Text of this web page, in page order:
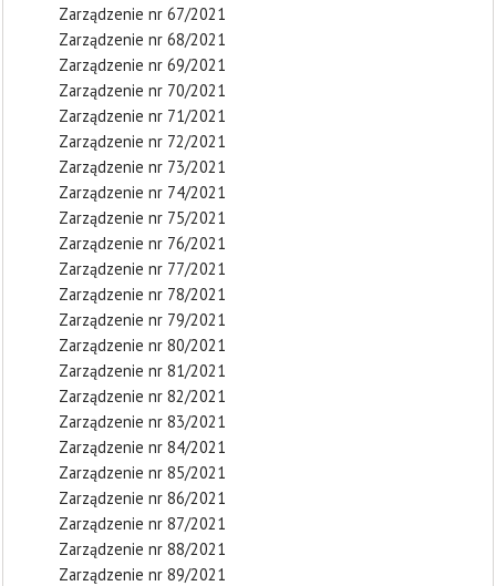
Zarządzenie nr 67/2021
Zarządzenie nr 68/2021
Zarządzenie nr 69/2021
Zarządzenie nr 70/2021
Zarządzenie nr 71/2021
Zarządzenie nr 72/2021
Zarządzenie nr 73/2021
Zarządzenie nr 74/2021
Zarządzenie nr 75/2021
Zarządzenie nr 76/2021
Zarządzenie nr 77/2021
Zarządzenie nr 78/2021
Zarządzenie nr 79/2021
Zarządzenie nr 80/2021
Zarządzenie nr 81/2021
Zarządzenie nr 82/2021
Zarządzenie nr 83/2021
Zarządzenie nr 84/2021
Zarządzenie nr 85/2021
Zarządzenie nr 86/2021
Zarządzenie nr 87/2021
Zarządzenie nr 88/2021
Zarządzenie nr 89/2021